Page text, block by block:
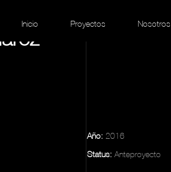
Inicio Proyectos Nosotros
Año: 2016
Status: Anteproyecto